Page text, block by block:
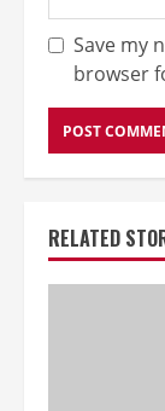
Save my
browser
RELATED